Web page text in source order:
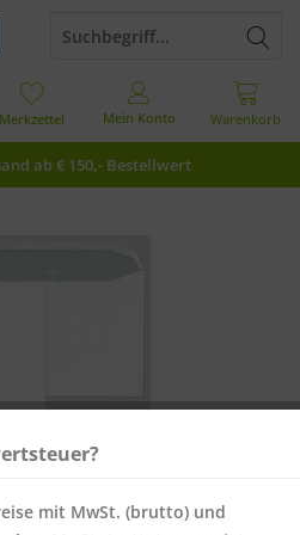
ab € 150,- Bestellwert
Warenkorb
Merkzettel Mein Konto
mit MwSt. (brutto) und